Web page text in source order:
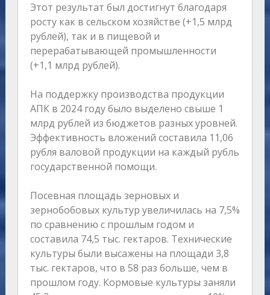
Этот результат был достигнут благодаря
росту как в сельском хозяйстве (+1,5 млрд
рублей), так и в пищевой и
перерабатывающей промышленности
(+1,1 млрд рублей).
На поддержку производства продукции
АПК в 2024 году было выделено свыше 1
млрд рублей из бюджетов разных уровней.
Эффективность вложений составила 11,06
рубля валовой продукции на каждый рубль
государственной помощи.
Посевная площадь зерновых и
зернобобовых культур увеличилась на 7,5%
по сравнению с прошлым годом и
составила 74,5 тыс. гектаров. Технические
культуры были высажены на площади 3,8
тыс. гектаров, что в 58 раз больше, чем в
прошлом году. Кормовые культуры заняли